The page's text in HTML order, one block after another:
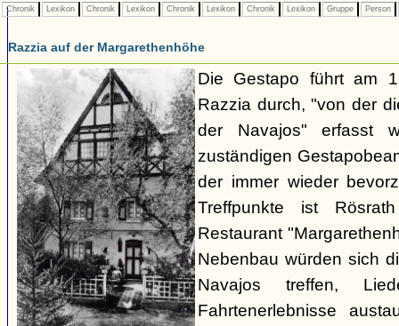
Chronik Lexikon Chronik Lexikon Chronik Lexikon Chronik Lexikon Gruppe Person
Razzia auf der Margarethenhöhe
Die Gestapo führt am
Razzia durch, "von der
der Navajos" erfasst
zuständigen
der immer wieder
Treffpunkte ist
Restaurant
Nebenbau würden sich
Navajos treffen,
Fahrtenerlebnisse